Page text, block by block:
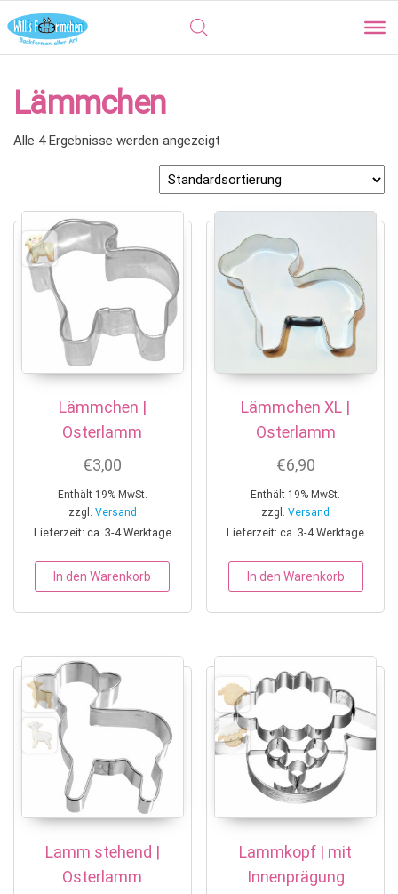
Lämmchen
Alle 4 Ergebnisse werden angezeigt
Lämmchen |
Osterlamm
€3,00
Enthält 19% MwSt.
zzgl. Versand
Lieferzeit: ca. 3-4 Werktage
In den Warenkorb
Lämmchen XL |
Osterlamm
€6,90
Enthält 19% MwSt.
zzgl.Versand
Lieferzeit: ca. 3-4 Werktage
In den Warenkorb
Lamm stehend |
Osterlamm
Lammkopf | mit
Innenprägung